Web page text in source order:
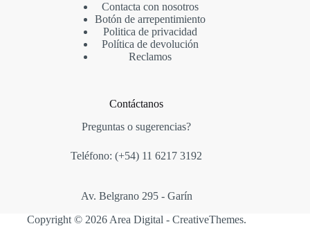
Contacta con nosotros
Botón de arrepentimiento
Politica de privacidad
Política de devolución
Reclamos
Contáctanos
Preguntas o sugerencias?
Teléfono: (+54) 11 6217 3192
Av. Belgrano 295 - Garín
Copyright © 2026 Area Digital - CreativeThemes.